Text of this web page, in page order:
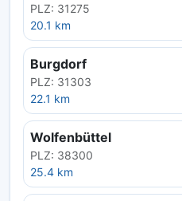
PLZ: 31275
20.1 km
Burgdorf
PLZ: 31303
22.1 km
Wolfenbüttel
PLZ: 38300
25.4 km